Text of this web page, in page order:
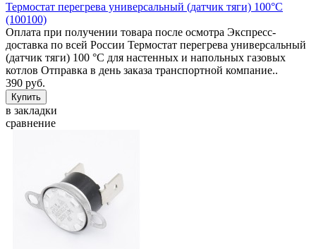
Термостат перегрева универсальный (датчик тяги) 100°C
(100100)
Оплата при получении товара после осмотра Экспресс-
доставка по всей России Термостат перегрева универсальный
(датчик тяги) 100 °C для настенных и напольных газовых
котлов Отправка в день заказа транспортной компание..
390 руб.
в закладки
сравнение